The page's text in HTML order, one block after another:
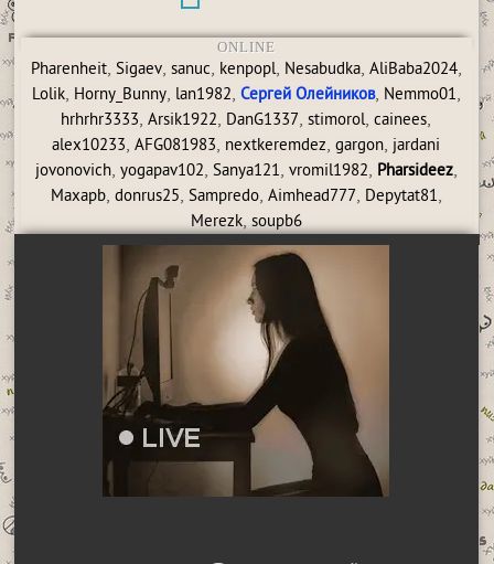
ONLINE
Pharenheit, Sigaev, sanuc, kenpopl, Nesabudka, AliBaba2024,
Lolik, Horny_Bunny, lan1982, Сергей Олейников, Nemmo01,
hrhrhr3333,Arsik1922, DanG1337,stimorol,cainees,
alex10233,AFG081983, nextkeremdez,gargon, jardani
jovonovich, yogapav102, Sanya121, vromil1982, Pharsideez,
Maxapb, donrus25, Sampredo, Aimhead777, Depytat81,
Merezk, soupb6